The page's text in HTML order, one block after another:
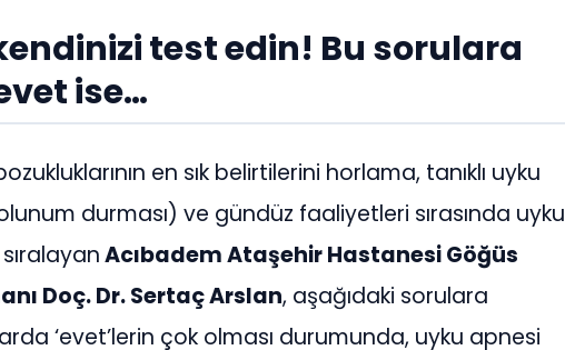
test edin! Bu sorulara
ise…
en sık belirtilerini horlama, tanıklı uyku
durması) ve gündüz faaliyetleri sırasında uyku
Acıbadem Ataşehir Hastanesi Göğüs
Doç. Dr. Sertaç Arslan, aşağıdaki sorulara
‘evet’lerin çok olması durumunda, uyku apnesi